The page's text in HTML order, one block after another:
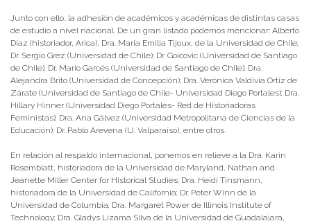
Junto con ello, la adhesión de académicos y académicas de distintas casas
de estudio a nivel nacional. De un gran listado podemos mencionar: Alberto
Díaz (historiador, Arica), Dra. María Emilia Tijoux, de la Universidad de Chile;
Dr. Sergio Grez (Universidad de Chile); Dr. Goicovic (Universidad de Santiago
de Chile); Dr. Mario Garcés (Universidad de Santiago de Chile); Dra.
Alejandra Brito (Universidad de Concepción); Dra. Verónica Valdivia Ortiz de
Zárate (Universidad de Santiago de Chile- Universidad Diego Portales); Dra.
Hillary Hinner (Universidad Diego Portales- Red de Historiadoras
Feministas); Dra. Ana Gálvez (Universidad Metropolitana de Ciencias de la
Educación); Dr. Pablo Arevena (U. Valparaíso), entre otros.
En relación al respaldo internacional, ponemos en relieve a la Dra. Karin
Rosemblatt, historiadora de la Universidad de Maryland, Nathan and
Jeanette Miller Center for Historical Studies; Dra. Heidi Tinsmann,
historiadora de la Universidad de California; Dr. Peter Winn de la
Universidad de Columbia; Dra. Margaret Power de Illinois Institute of
Technology; Dra. Gladys Lizama Silva de la Universidad de Guadalajara,